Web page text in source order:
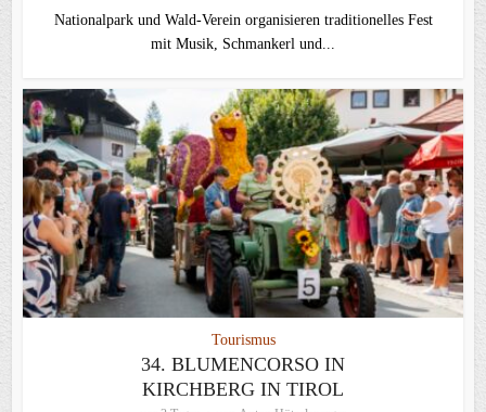
Nationalpark und Wald-Verein organisieren traditionelles Fest
mit Musik, Schmankerl und...
Tourismus
34. BLUMENCORSO IN
KIRCHBERG IN TIROL